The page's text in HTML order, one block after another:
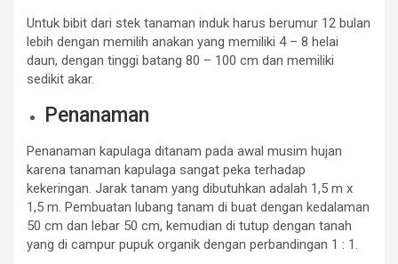
Untuk bibit dari stek tanaman induk harus berumur 12 bulan
lebih dengan memilih anakan yang memiliki 4 – 8 helai
daun, dengan tinggi batang 80 – 100 cm dan memiliki
sedikit akar.
Penanaman
Penanaman kapulaga ditanam pada awal musim hujan
karena tanaman kapulaga sangat peka terhadap
kekeringan. Jarak tanam yang dibutuhkan adalah 1,5 m x
1,5 m. Pembuatan lubang tanam di buat dengan kedalaman
50 cm dan lebar 50 cm, kemudian di tutup dengan tanah
yang di campur pupuk organik dengan perbandingan 1 : 1.